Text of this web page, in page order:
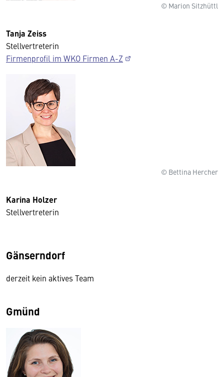
© Marion Sitzhüttl
Tanja Zeiss
Stellvertreterin
Firmenprofil im WKO Firmen A-Z
© Bettina Hercher
Karina Holzer
Stellvertreterin
Gänserndorf
derzeit kein aktives Team
Gmünd